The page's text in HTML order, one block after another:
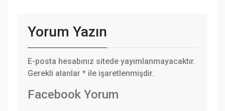
Yorum Yazın
E-posta hesabınız sitede yayımlanmayacaktır.
Gerekli alanlar * ile işaretlenmişdir.
Facebook Yorum